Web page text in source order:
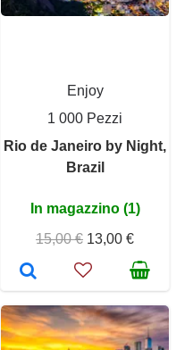
Enjoy
1 000 Pezzi
Rio de Janeiro by Night,
Brazil
In magazzino (1)
15,00 € 13,00 €